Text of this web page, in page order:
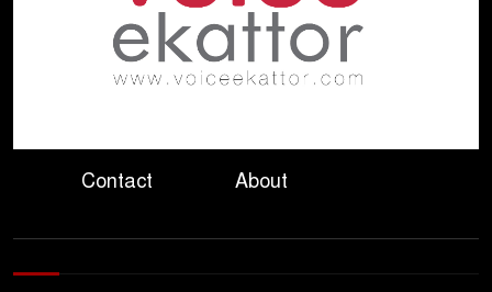
২০ আগস্ট রাষ্ট্রপতি নির্বাচন,
তফসিল ঘোষণা
ডিজেল সরবরাহের প্রস্তাব
Contact About